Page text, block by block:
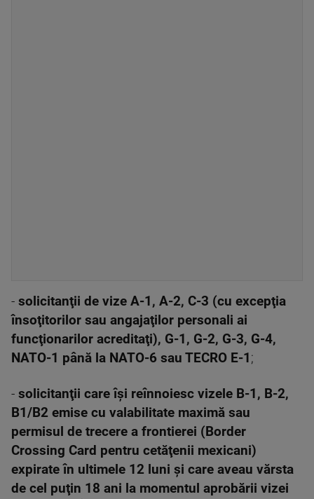
- solicitanţii de vize A-1, A-2, C-3 (cu excepţia
însoţitorilor sau angajaţilor personali ai
funcţionarilor acreditaţi), G-1, G-2, G-3, G-4,
NATO-1 până la NATO-6 sau TECRO E-1 ;
- solicitanţii care îşi reînnoiesc vizele B-1, B-2,
B1/B2 emise cu valabilitate maximă sau
permisul de trecere a frontierei (Border
Crossing Card pentru cetăţenii mexicani)
expirate în ultimele 12 luni şi care aveau vărsta
de cel puţin 18 ani la momentul aprobării vizei